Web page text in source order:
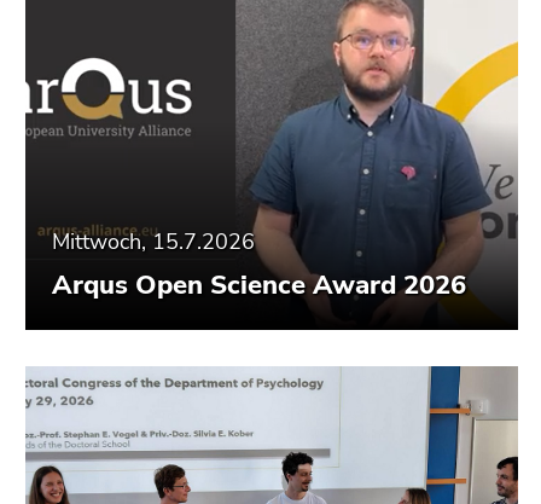
Mittwoch, 15.7.2026
Arqus Open Science Award 2026